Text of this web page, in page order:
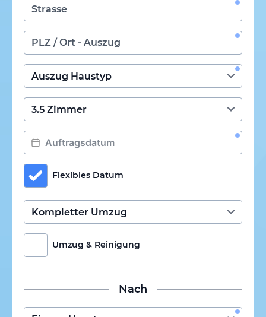
Flexibles Datum
Umzug & Reinigung
Nach